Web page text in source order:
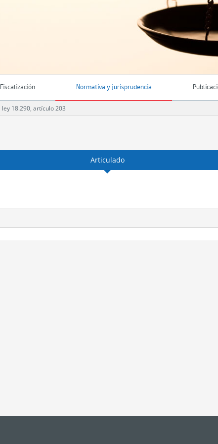
Fiscalización Normativa y jurisprudencia
ley 18.290, artículo 203
Articulado